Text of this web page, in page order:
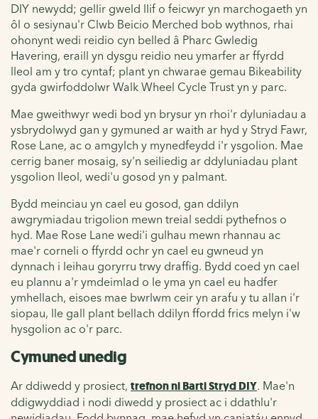
DIY newydd; gellir gweld llif o feicwyr yn marchogaeth yn
ôl o sesiynau'r Clwb Beicio Merched bob wythnos, rhai
ohonynt wedi reidio cyn belled â Pharc Gwledig
Havering, eraill yn dysgu reidio neu ymarfer ar ffyrdd
lleol am y tro cyntaf; plant yn chwarae gemau Bikeability
gyda gwirfoddolwr Walk Wheel Cycle Trust yn y parc.
Mae gweithwyr wedi bod yn brysur yn rhoi'r dyluniadau a
ysbrydolwyd gan y gymuned ar waith ar hyd y Stryd Fawr,
Rose Lane, ac o amgylch y mynedfeydd i'r ysgolion. Mae
cerrig baner mosaig, sy'n seiliedig ar ddyluniadau plant
ysgolion lleol, wedi'u gosod yn y palmant.
Bydd meinciau yn cael eu gosod, gan ddilyn
awgrymiadau trigolion mewn treial seddi pythefnos o
hyd. Mae Rose Lane wedi'i gulhau mewn rhannau ac
mae'r corneli o ffyrdd ochr yn cael eu gwneud yn
dynnach i leihau goryrru trwy draffig. Bydd coed yn cael
eu plannu a'r ymdeimlad o le yma yn cael eu hadfer
ymhellach, eisoes mae bwrlwm ceir yn arafu y tu allan i'r
siopau, lle gall plant bellach ddilyn ffordd frics melyn i'w
hysgolion ac o'r parc.
Cymuned unedig
Ar ddiwedd y prosiect, trefnon ni Barti Stryd DIY. Mae'n
ddigwyddiad i nodi diwedd y prosiect ac i ddathlu'r